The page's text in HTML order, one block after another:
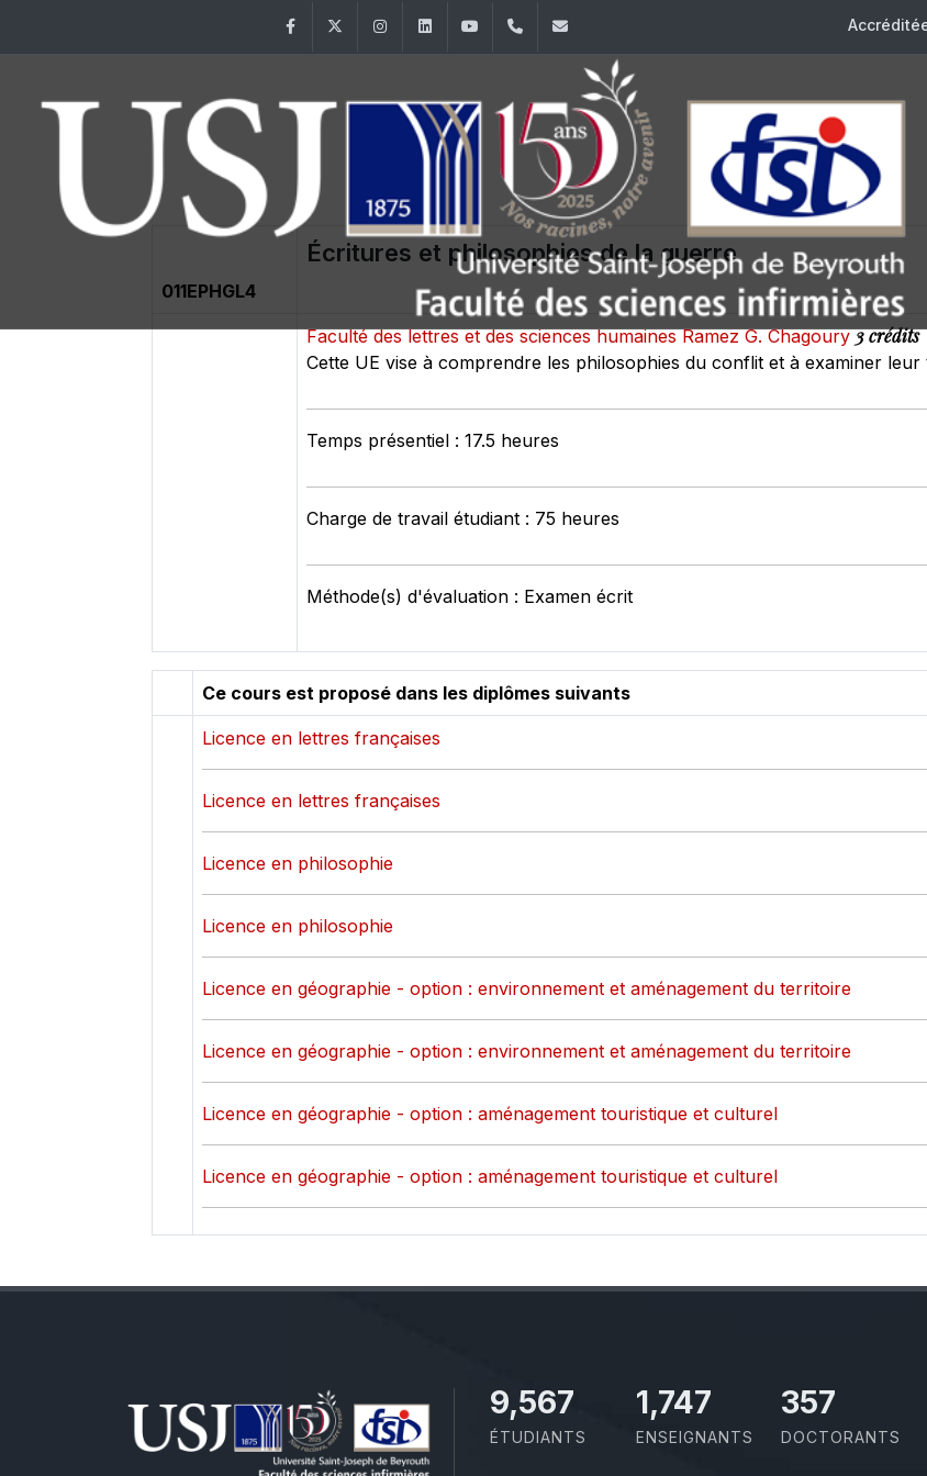
FacebookTwitter InstagramLinkedInYouTube+961 (1) 421 240
011EPHGL4
Écritures et philosophies de la guerre
Faculté des lettres et des sciences humaines Ramez G. Chagoury3 crédits
Cette UE vise à comprendre les philosophies du conflit et à examiner
Temps présentiel : 17.5 heures
Charge de travail étudiant : 75 heures
Méthode(s) d'évaluation : Examen écrit
Ce cours est proposé dans les diplômes suivants
Licence en lettres françaises
Licence en lettres françaises
Licence en philosophie
Licence en philosophie
Licence en géographie - option : environnement et aménagement du territoire
Licence en géographie - option : environnement et aménagement du territoire
Licence en géographie - option : aménagement touristique et culturel
Licence en géographie - option : aménagement touristique et culturel
11,110
ÉTUDIANTS
2,029
ENSEIGNANTS
414
DOCTORANTS